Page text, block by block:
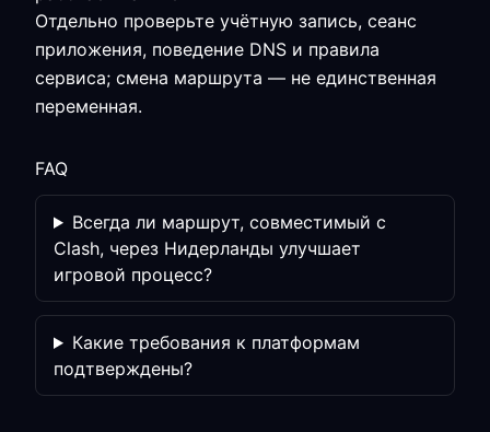
Отдельно проверьте учётную запись, сеанс
приложения, поведение DNS и правила
сервиса; смена маршрута — не единственная
переменная.
FAQ
Всегда ли маршрут, совместимый с
Clash, через Нидерланды улучшает
игровой процесс?
Какие требования к платформам
подтверждены?